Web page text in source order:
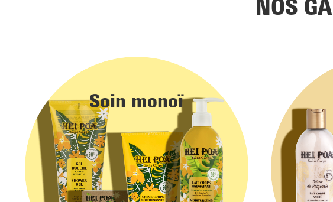
NOS
Soin monoï